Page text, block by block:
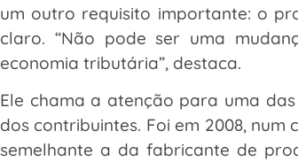
um outro requisito importante: o
claro. “Não pode ser uma
economia tributária”, destaca.
Ele chama a atenção para uma
dos contribuintes. Foi em 2008,
semelhante a da fabricante de